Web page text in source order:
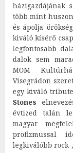
házigazdájának
több mint
és ápolja
kiváló kísérő
legfontosabb
dalok sem
MOM
Visegrádon
egy kiváló
Stones
évtized talán
magyar
profizmussal
legkiválóbb